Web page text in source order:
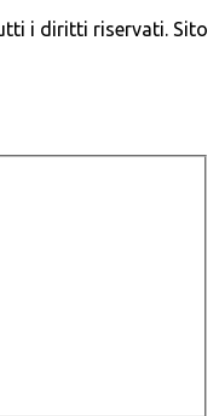
i diritti riservati. Sito